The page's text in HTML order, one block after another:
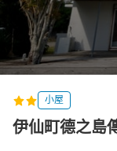
小屋
伊仙町德之島